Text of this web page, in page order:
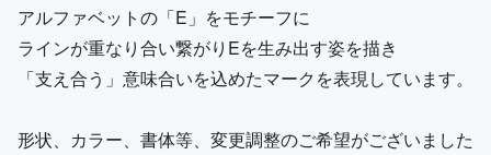
アルファベットの「E」をモチーフに
ラインが重なり合い繋がりEを生み出す姿を描き
「支え合う」意味合いを込めたマークを表現しています。
形状、カラー、書体等、変更調整のご希望がございました